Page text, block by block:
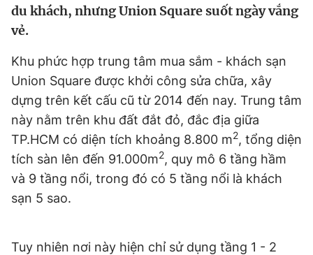
Tiện ích Bạn cần biết
Thông tin tòa soạn Liên hệ quảng cáo
Đọc Thanh Niên trên điện thoại
Theo dõi báo trên
du khách, nhưng Union Square suốt ngày vắng
vẻ.
Khu phức hợp trung tâm mua sắm - khách sạn
Union Square được khởi công sửa chữa, xây
dựng trên kết cấu cũ từ 2014 đến nay. Trung tâm
này nằm trên khu đất đắt đỏ, đắc địa giữa
TP.HCM có diện tích khoảng 8.800 m2, tổng diện
tích sàn lên đến 91.000m2, quy mô 6 tầng hầm
và 9 tầng nổi, trong đó có 5 tầng nổi là khách
sạn 5 sao.
Tuy nhiên nơi này hiện chỉ sử dụng tầng 1 - 2